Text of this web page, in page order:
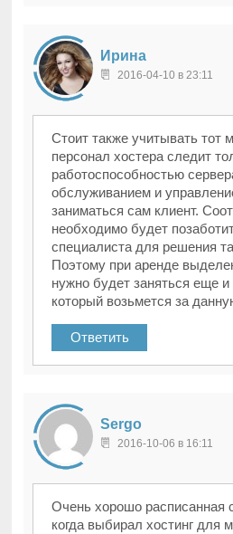
Ирина
2016-04-10 в 23:11
Стоит также учитывать тот
персонал хостера следит
работоспособностью
обслуживанием и
заниматься сам клиент.
необходимо будет
специалиста для решения
Поэтому при аренде
нужно будет заняться еще и
который возьмется за
Ответить
Sergo
2016-10-06 в 16:11
Очень хорошо расписанная
когда выбирал хостинг для